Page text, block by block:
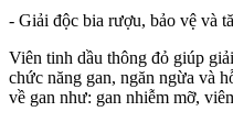
- Giải độc bia rượu, bảo vệ và
Viên tinh dầu thông đỏ giúp
chức năng gan, ngăn ngừa và
về gan như: gan nhiễm mỡ,